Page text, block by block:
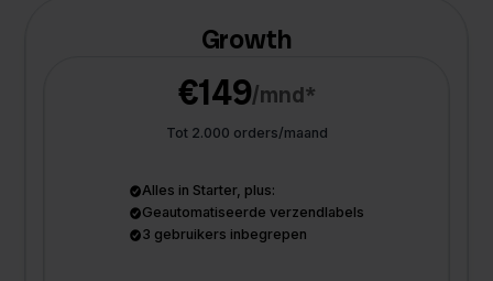
Growth
€149/mnd*
Tot 2.000 orders/maand
Alles in Starter, plus:
Geautomatiseerde verzendlabels
3 gebruikers inbegrepen